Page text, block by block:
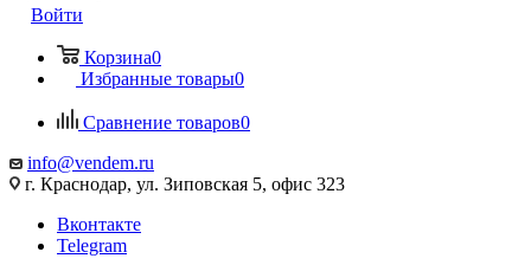
Войти
Корзина0
Избранные товары0
Сравнение товаров0
info@vendem.ru
г. Краснодар, ул. Зиповская 5, офис 323
Вконтакте
Telegram